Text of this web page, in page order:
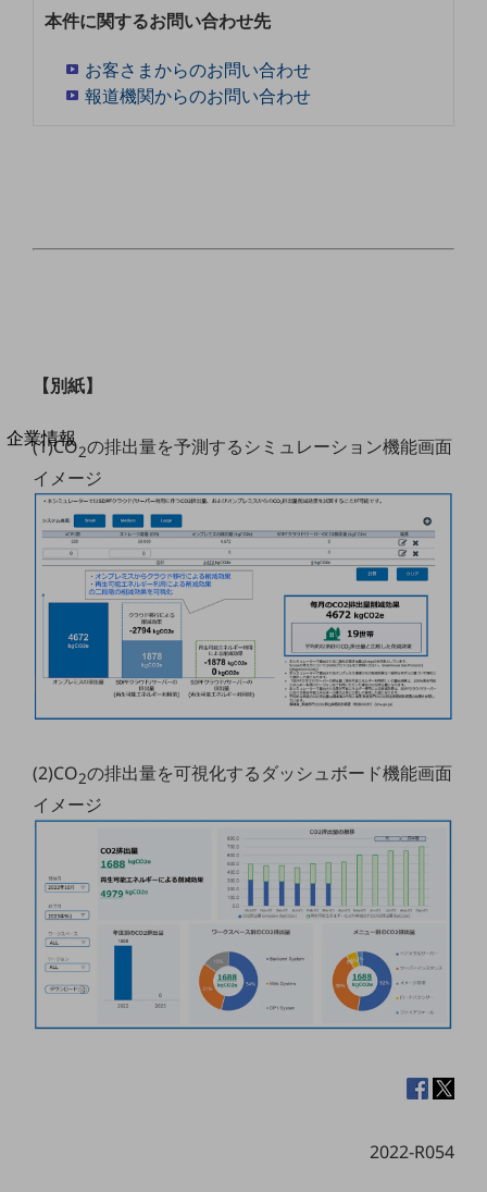
地域産業
その他の業界はこちら
ゲーム感覚で見つける
ビジネスお悩み診断
はじめての方へ
別ウィンドウで開きます
企業情報
企業情報TOP
会社案内
会社案内TOP
社長からのご挨拶
事業拠点
ニュースルーム
ニュースルームTOP
地域からの発表
重要なお知らせ
お知らせ
社外からの評価実績
本件に関するお問い合わせ先
お客さまからのお問い合わせ
報道機関からのお問い合わせ
【別紙】
(1)CO2の排出量を予測するシミュレーション機能画面
イメージ
(2)CO2の排出量を可視化するダッシュボード機能画面
イメージ
2022-R054